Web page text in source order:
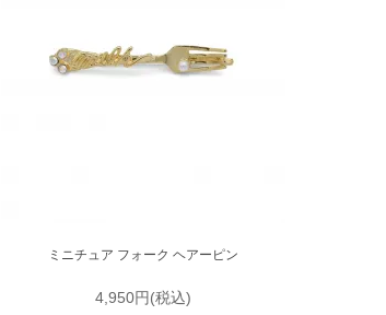
ミニチュア フォーク ヘアーピン
4,950円(税込)